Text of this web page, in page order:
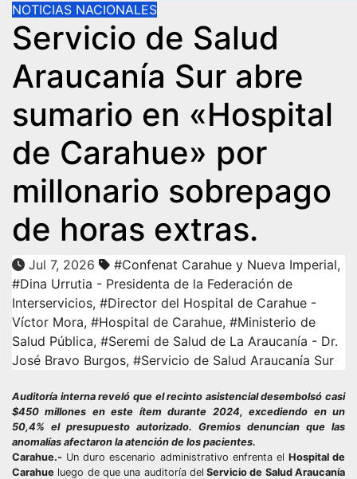
NOTICIAS NACIONALES
Servicio de Salud
Araucanía Sur abre
sumario en «Hospital
de Carahue» por
millonario sobrepago
de horas extras.
Jul 7, 2026 #Confenat Carahue y Nueva Imperial,
#Dina Urrutia - Presidenta de la Federación de
Interservicios, #Director del Hospital de Carahue -
Víctor Mora, #Hospital de Carahue, #Ministerio de
Salud Pública, #Seremi de Salud de La Araucanía - Dr.
José Bravo Burgos, #Servicio de Salud Araucanía Sur
Auditoría interna reveló que el recinto asistencial desembolsó casi
$450 millones en este ítem durante 2024, excediendo en un
50,4% el presupuesto autorizado. Gremios denuncian que las
anomalías afectaron la atención de los pacientes.
Carahue.- Un duro escenario administrativo enfrenta el Hospital de
Carahue luego de que una auditoría del Servicio de Salud Araucanía